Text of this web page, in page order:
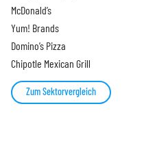
McDonald’s
Yum! Brands
Domino’s Pizza
Chipotle Mexican Grill
Zum Sektorvergleich